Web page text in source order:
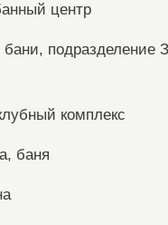
центр
бани, подразделение
комплекс
баня